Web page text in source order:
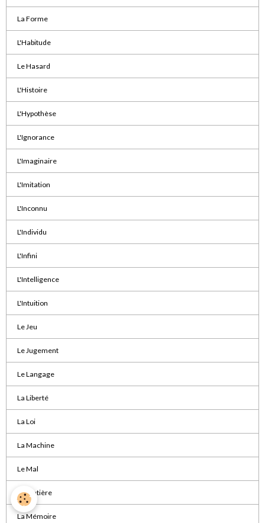
La Forme
L'Habitude
Le Hasard
L'Histoire
L'Hypothèse
L'Ignorance
L'Imaginaire
L'Imitation
L'Inconnu
L'Individu
L'Infini
L'Intelligence
L'Intuition
Le Jeu
Le Jugement
Le Langage
La Liberté
La Loi
La Machine
Le Mal
La Matière
La Mémoire